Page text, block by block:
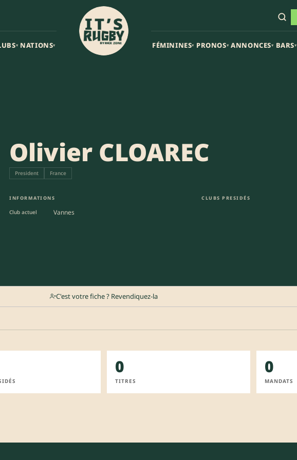
▾ NATIONS▾ FÉMININES▾ PRONOS▾ ANNONCES▾ BARS▾
Olivier CLOAREC
President France
INFORMATIONS
Club actuel Vannes
CLUBS PRESIDÉS
C'est votre fiche ? Revendiquez-la
0
TITRES
0
MANDATS